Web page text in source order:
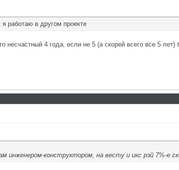
я работаю в другом проекте
несчастный 4 года, если не 5 (а скорей всего все 5
конструктором, на весту и икс рэй 7%-е